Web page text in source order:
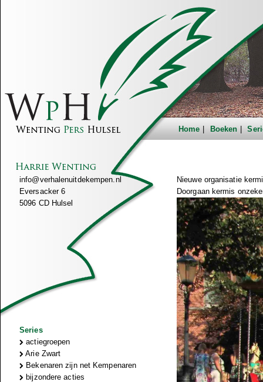
Home Boeken
info@verhalenuitdekempen.nl
Eversacker 6
5096 CD Hulsel
Series
actiegroepen
Arie Zwart
Bekenaren zijn net Kempenaren
bijzondere acties
Nieuwe organisatie
Doorgaan kermis